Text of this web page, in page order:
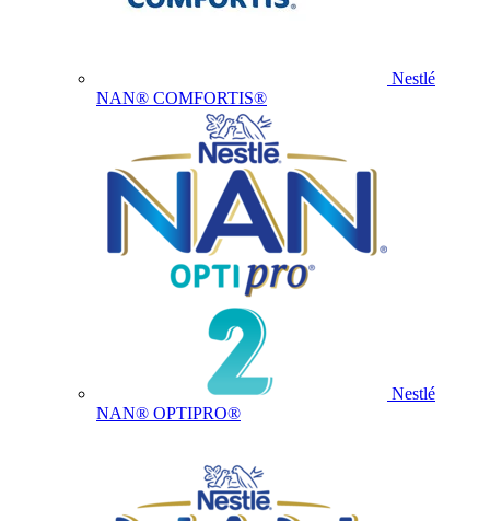
Nestlé
NAN® COMFORTIS®
Nestlé
NAN® OPTIPRO®